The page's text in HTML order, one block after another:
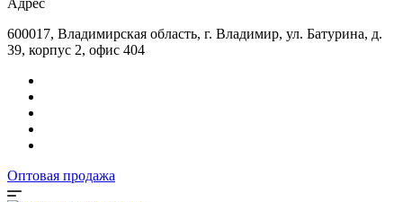
Адрес
600017, Владимирская область, г. Владимир, ул. Батурина, д.
39, корпус 2, офис 404
Оптовая продажа